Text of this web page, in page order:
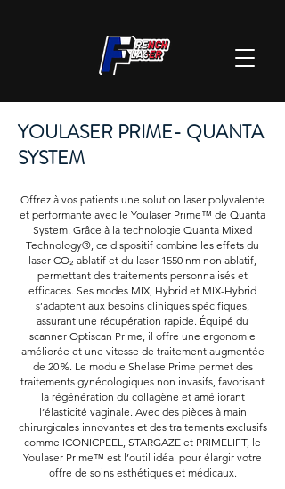
YOULASER PRIME- QUANTA
SYSTEM
Offrez à vos patients une solution laser polyvalente
et performante avec le Youlaser Prime™ de Quanta
System. Grâce à la technologie Quanta Mixed
Technology®, ce dispositif combine les effets du
laser CO₂ ablatif et du laser 1550 nm non ablatif,
permettant des traitements personnalisés et
efficaces. Ses modes MIX, Hybrid et MIX-Hybrid
s’adaptent aux besoins cliniques spécifiques,
assurant une récupération rapide. Équipé du
scanner Optiscan Prime, il offre une ergonomie
améliorée et une vitesse de traitement augmentée
de 20 %. Le module Shelase Prime permet des
traitements gynécologiques non invasifs, favorisant
la régénération du collagène et améliorant
l’élasticité vaginale. Avec des pièces à main
chirurgicales innovantes et des traitements exclusifs
comme ICONICPEEL, STARGAZE et PRIMELIFT, le
Youlaser Prime™ est l’outil idéal pour élargir votre
offre de soins esthétiques et médicaux.​